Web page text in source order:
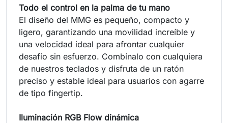
Todo el control en la palma de tu mano
El diseño del MMG es pequeño, compacto y
ligero, garantizando una movilidad increíble y
una velocidad ideal para afrontar cualquier
desafío sin esfuerzo. Combínalo con cualquiera
de nuestros teclados y disfruta de un ratón
preciso y estable ideal para usuarios con agarre
de tipo fingertip.
Iluminación RGB Flow dinámica